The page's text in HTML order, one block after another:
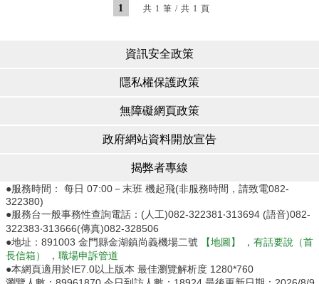
1 共 1 筆 / 共 1 頁
資訊安全政策
隱私權保護政策
無障礙網頁政策
政府網站資料開放宣告
揭弊者專線
●服務時間： 每日 07:00－末班 機起飛(非服務時間，請致電082-
322380)
●服務台一般事務性查詢電話：(人工)082-322381‧313694 (語音)082-
322383‧313666(傳真)082-328506
●地址：891003 金門縣金湖鎮尚義機場二號
【地圖】 ， 有話要說（首
長信箱）
， 職場申訴管道
●本網頁適用於IE7.0以上版本 最佳瀏覽解析度 1280*760